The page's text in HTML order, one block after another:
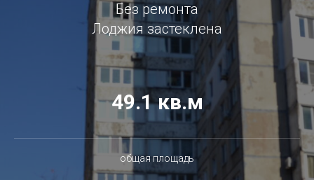
Без ремонта
Лоджия застеклена
49.1 кв.м
общая площадь